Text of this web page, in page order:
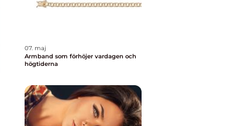
07. maj
Armband som förhöjer vardagen och
högtiderna